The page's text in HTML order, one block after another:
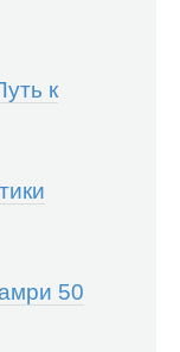
к
50